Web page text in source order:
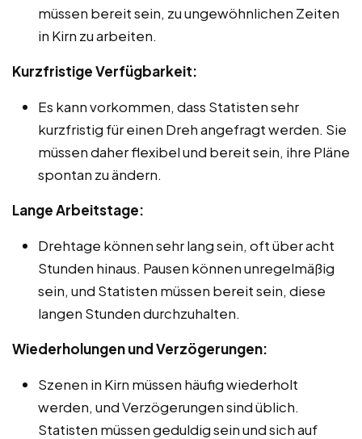
müssen bereit sein, zu ungewöhnlichen Zeiten
in Kirn zu arbeiten.
Kurzfristige Verfügbarkeit:
Es kann vorkommen, dass Statisten sehr
kurzfristig für einen Dreh angefragt werden. Sie
müssen daher flexibel und bereit sein, ihre Pläne
spontan zu ändern.
Lange Arbeitstage:
Drehtage können sehr lang sein, oft über acht
Stunden hinaus. Pausen können unregelmäßig
sein, und Statisten müssen bereit sein, diese
langen Stunden durchzuhalten.
Wiederholungen und Verzögerungen:
Szenen in Kirn müssen häufig wiederholt
werden, und Verzögerungen sind üblich.
Statisten müssen geduldig sein und sich auf